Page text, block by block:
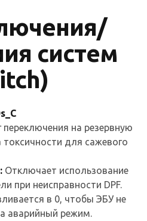
систем
переключения на резервную
для сажевого
Отключает использование
при неисправности DPF.
в 0, чтобы ЭБУ не
аварийный режим.